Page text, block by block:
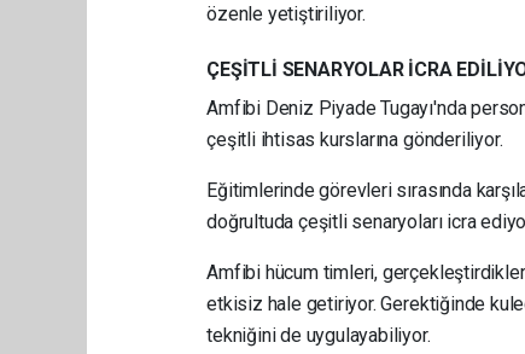
özenle yetiştiriliyor.
ÇEŞİTLİ SENARYOLAR İCRA
Amfibi Deniz Piyade Tugayı'nda
çeşitli ihtisas kurslarına gönderiliyor.
Eğitimlerinde görevleri sırasında
doğrultuda çeşitli senaryoları icra
Amfibi hücum timleri,
etkisiz hale getiriyor. Gerektiğinde
tekniğini de uygulayabiliyor.